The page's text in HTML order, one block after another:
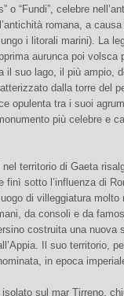
o “Fundi”, celebre
romana, a
i litorali marini). La
aurunca poi volsca
il suo lago, il più ampio,
dalla torre del
opulenta tra i suoi
più celebre e
territorio di Gaeta
finì sotto l’influenza di
di villeggiatura
da consoli e da
costruita una nuova
Il suo territorio,
in epoca
sul mar Tirreno,